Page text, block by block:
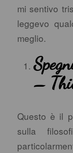
mi sentivo
leggevo
meglio.
–
Questo è il
sulla